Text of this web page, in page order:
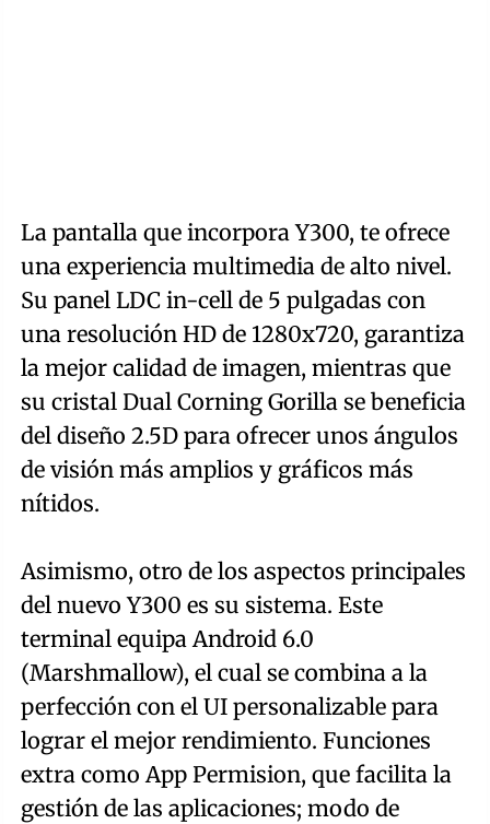
La pantalla que incorpora Y300, te ofrece
una experiencia multimedia de alto nivel.
Su panel LDC in-cell de 5 pulgadas con
una resolución HD de 1280x720, garantiza
la mejor calidad de imagen, mientras que
su cristal Dual Corning Gorilla se beneficia
del diseño 2.5D para ofrecer unos ángulos
de visión más amplios y gráficos más
nítidos.
Asimismo, otro de los aspectos principales
del nuevo Y300 es su sistema. Este
terminal equipa Android 6.0
(Marshmallow), el cual se combina a la
perfección con el UI personalizable para
lograr el mejor rendimiento. Funciones
extra como App Permision, que facilita la
gestión de las aplicaciones; modo de